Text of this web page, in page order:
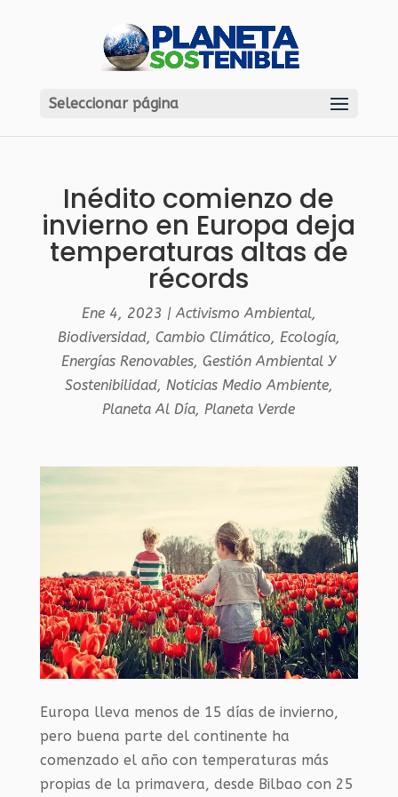
Seleccionar página
Inédito comienzo de
invierno en Europa deja
temperaturas altas de
récords
Ene 4, 2023 |Activismo Ambiental,
Biodiversidad, Cambio Climático, Ecología,
Energías Renovables,Gestión Ambiental Y
Sostenibilidad, Noticias Medio Ambiente,
Planeta Al Día,Planeta Verde
Europa lleva menos de 15 días de invierno,
pero buena parte del continente ha
comenzado el año con temperaturas más
propias de la primavera, desde Bilbao con 25